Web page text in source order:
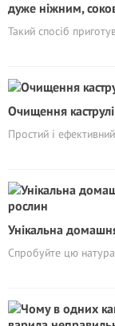
дуже ніжним,
Такий спосіб
Очищення
Простий і
Унікальна
Спробуйте цю